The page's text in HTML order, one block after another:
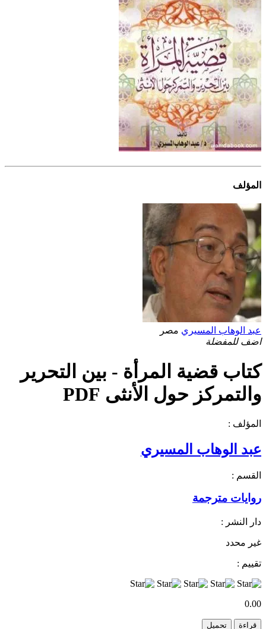
المؤلف
عبد الوهاب المسيري مصر
اضف للمفضلة
كتاب قضية المرأة - بين التحرير
والتمركز حول الأنثى PDF
المؤلف :
عبد الوهاب المسيري
القسم :
روايات مترجمة
دار النشر :
غير محدد
تقييم :
0.00
قراءة تحميل